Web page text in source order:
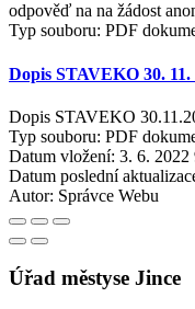
odpověď na na žádost
Typ souboru: PDF
Dopis STAVEKO 30. 11.
Dopis STAVEKO
Typ souboru: PDF
Datum vložení: 3. 6. 2022
Datum poslední
Autor: Správce Webu
Úřad městyse Jince